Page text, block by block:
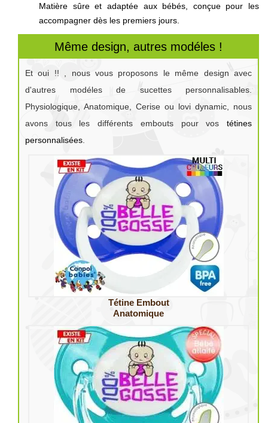
Matière sûre et adaptée aux bébés, conçue pour les
accompagner dès les premiers jours.
Même design, autres modéles !
Et oui !! , nous vous proposons le même design avec
d'autres modéles de sucettes personnalisables.
Physiologique, Anatomique, Cerise ou lovi dynamic, nous
avons tous les différents embouts pour vos tétines
personnalisées
Tétine Embout
Anatomique